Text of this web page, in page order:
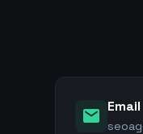
mail Email